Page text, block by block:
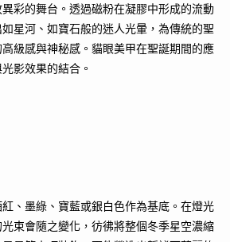
彩的舞台。透過磁粉在凝膠中形成的流動
星河、如寶石般的迷人光暈，為傳統的聖
級感與神秘感。貓眼美甲在聖誕期間的應
影效果的結合。
、墨綠、寶藍或銀白色作為基底。在燈光
束會隨之變化，彷彿將整個冬季星空濃縮